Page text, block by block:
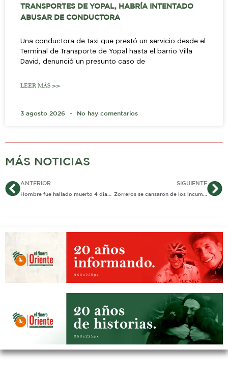
TRANSPORTES DE YOPAL, HABRÍA INTENTADO
ABUSAR DE CONDUCTORA
Una conductora de taxi que prestó un servicio desde el
Terminal de Transporte de Yopal hasta el barrio Villa
David, denunció un presunto caso de
LEER MÁS >>
3 agosto 2026 No hay comentarios
MÁS NOTICIAS
AntANTERIOR
Hombre fue hallado muerto 4 días después de su desaparición
SIGUIENTE
Zorreros se cansaron de los incumplimientos de la alcaldía